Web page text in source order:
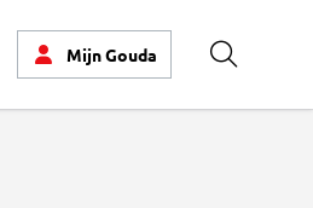
MijnGouda Zoeken